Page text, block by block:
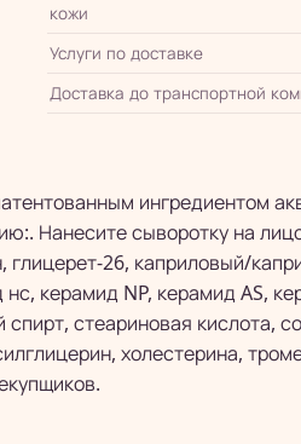
кожи
Услуги по доставке
Доставка до транспортной
ингредиентом
Нанесите сыворотку на
26, каприловый/
керамид NP, керамид AS,
стеариновая кислота,
холестерина,